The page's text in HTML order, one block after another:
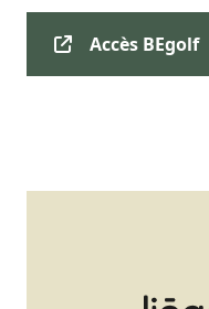
Accès BEgolf